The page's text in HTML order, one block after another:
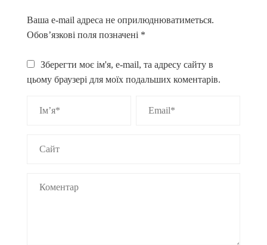
Ваша e-mail адреса не оприлюднюватиметься.
Обов’язкові поля позначені *
Зберегти моє ім'я, e-mail, та адресу сайту в
цьому браузері для моїх подальших коментарів.